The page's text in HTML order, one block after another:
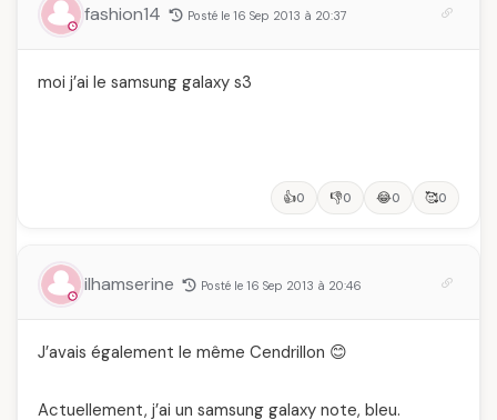
fashion14 Posté le 16 Sep 2013 à 20:37
moi j’ai le samsung galaxy s3
👍0 👎0 😂0 🥰0
ilhamserine Posté le 16 Sep 2013 à 20:46
J’avais également le même Cendrillon 😊
Actuellement, j’ai un samsung galaxy note, bleu.